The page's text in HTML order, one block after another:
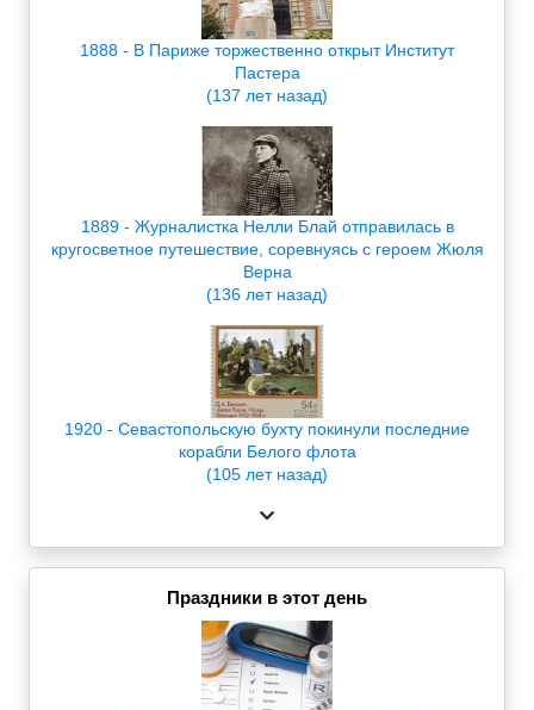
1888 - В Париже торжественно открыт Институт
Пастера
(137 лет назад)
1889 - Журналистка Нелли Блай отправилась в
кругосветное путешествие, соревнуясь с героем Жюля
Верна
(136 лет назад)
1920 - Севастопольскую бухту покинули последние
корабли Белого флота
(105 лет назад)
Праздники в этот день